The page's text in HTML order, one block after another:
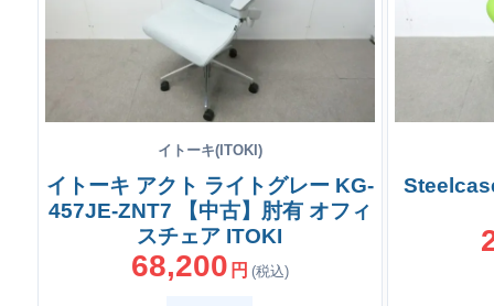
イトーキ(ITOKI)
イトーキ アクト ライトグレー KG-
457JE-ZNT7 【中古】肘有 オフィ
スチェア ITOKI
68,200 円 (税込)